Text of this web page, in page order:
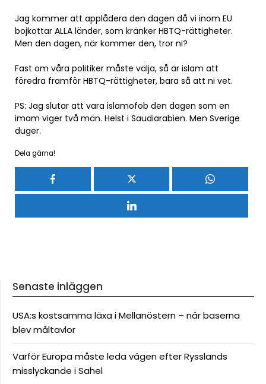
Jag kommer att applådera den dagen då vi inom EU
bojkottar ALLA länder, som kränker HBTQ-rättigheter.
Men den dagen, när kommer den, tror ni?
Fast om våra politiker måste välja, så är islam att
föredra framför HBTQ-rättigheter, bara så att ni vet.
PS: Jag slutar att vara islamofob den dagen som en
imam viger två män. Helst i Saudiarabien. Men Sverige
duger.
Dela gärna!
Senaste inläggen
USA:s kostsamma läxa i Mellanöstern – när baserna
blev måltavlor
Varför Europa måste leda vägen efter Rysslands
misslyckande i Sahel